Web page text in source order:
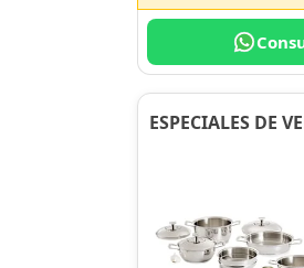
ESPECIALES DE